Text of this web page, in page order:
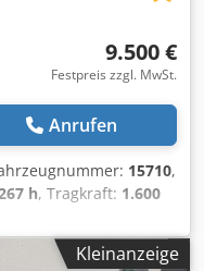
9.500 €
Festpreis zzgl. MwSt.
Anrufen
15710,
h, Tragkraft: 1.600
elektrisch,
, Batteriespannung:
Kleinanzeige